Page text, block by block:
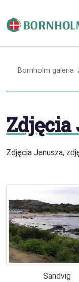
Bornholm galeria
Zdjęcia
Zdjęcia Janusza,
Sandvig